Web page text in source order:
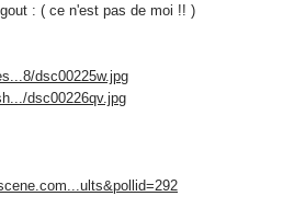
: ( ce n'est pas de moi !! )
dsc00225w.jpg
dsc00226qv.jpg